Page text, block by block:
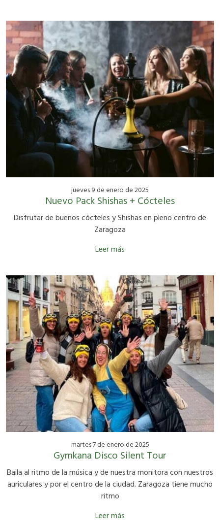
jueves 9 de enero de 2025
Nuevo Pack Shishas + Cócteles
Disfrutar de buenos cócteles y Shishas en pleno centro de
Zaragoza
Leer más
martes 7 de enero de 2025
Gymkana Disco Silent Tour
Baila al ritmo de la música y de nuestra monitora con nuestros
auriculares y por el centro de la ciudad. Zaragoza tiene mucho
ritmo
Leer más